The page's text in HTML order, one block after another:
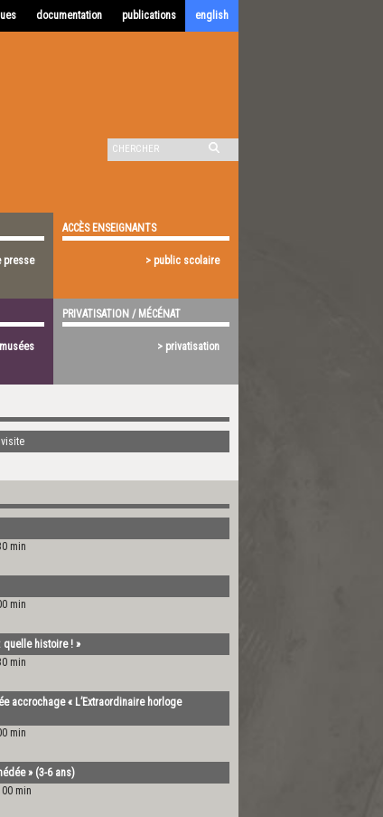
documentation publications english
presse
ACCÈS ENSEIGNANTS
> public scolaire
PRIVATISATION / MÉCÉNAT
> privatisation
min
min
quelle histoire ! »
min
accrochage « L’Extraordinaire horloge
min
» (3-6 ans)
00 min